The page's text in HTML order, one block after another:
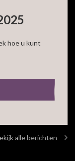
hoe u kunt
alle berichten